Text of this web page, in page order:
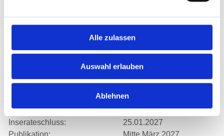
Alle zulassen
Auswahl erlauben
Ablehnen
Redaktionsschluss:
26.10.2026
Publikation:
Anfangs Dezember 2026
Ausgabe 1/2027
Redaktionsschluss:
18.01.2027
Inserateschluss:
25.01.2027
Publikation:
Mitte März 2027